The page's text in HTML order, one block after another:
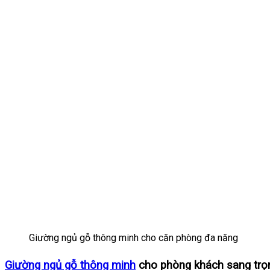
Giường ngủ gỗ thông minh cho căn phòng đa năng
Giường ngủ gỗ thông minh cho phòng khách sang